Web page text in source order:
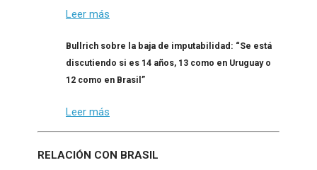
Leer más
Bullrich sobre la baja de imputabilidad: “Se está
discutiendo si es 14 años, 13 como en Uruguay o
12 como en Brasil”
Leer más
RELACIÓN CON BRASIL